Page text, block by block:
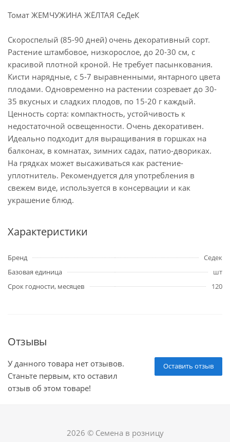
Томат ЖЕМЧУЖИНА ЖЁЛТАЯ СеДеК
Скороспелый (85-90 дней) очень декоративный сорт.
Растение штамбовое, низкорослое, до 20-30 см, с
красивой плотной кроной. Не требует пасынкования.
Кисти нарядные, с 5-7 выравненными, янтарного цвета
плодами. Одновременно на растении созревает до 30-
35 вкусных и сладких плодов, по 15-20 г каждый.
Ценность сорта: компактность, устойчивость к
недостаточной освещенности. Очень декоративен.
Идеально подходит для выращивания в горшках на
балконах, в комнатах, зимних садах, патио-двориках.
На грядках может высаживаться как растение-
уплотнитель. Рекомендуется для употребления в
свежем виде, используется в консервации и как
украшение блюд.
Характеристики
Бренд
Седек
Базовая единица
шт
Срок годности, месяцев
120
Отзывы
Оставить отзыв
У данного товара нет отзывов.
Станьте первым, кто оставил
отзыв об этом товаре!
2026 © Семена в розницу